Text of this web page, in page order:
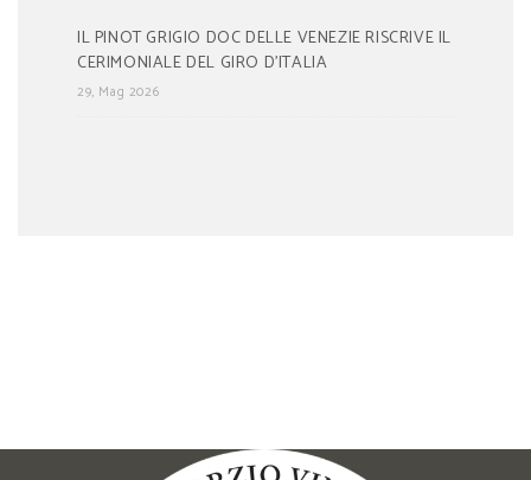
IL PINOT GRIGIO DOC DELLE VENEZIE RISCRIVE IL
CERIMONIALE DEL GIRO D’ITALIA
29, Mag 2026